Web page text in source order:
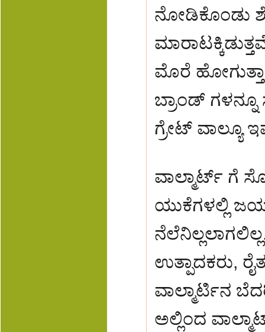
ನೋಡಿಕೊಂಡು
ಮೊರೆ
ಬ್ರಾಂಡ್ ಗಳನ್ನೂ
ಗ್ರೇಟ್ ವಾಲ್ಯೂ
ವಾಲ್ಮಾರ್ಟ್ ಗೆ
ಯುಕೆಗಳಲ್ಲಿ
ಉತ್ಪಾದಕರು,
ವಾಲ್ಮಾರ್ಟಿನ
ಅಲ್ಲಿಂದ